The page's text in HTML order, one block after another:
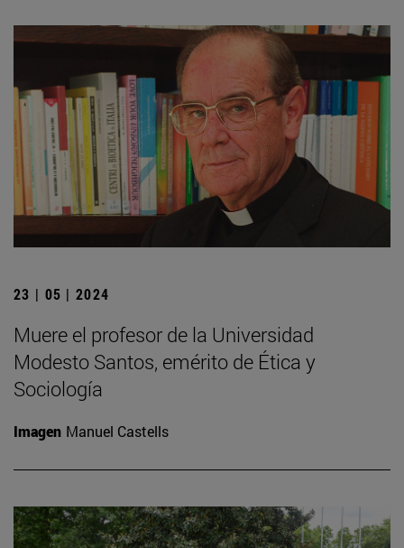
23 | 05 | 2024
Muere el profesor de la Universidad
Modesto Santos, emérito de Ética y
Sociología
Imagen Manuel Castells